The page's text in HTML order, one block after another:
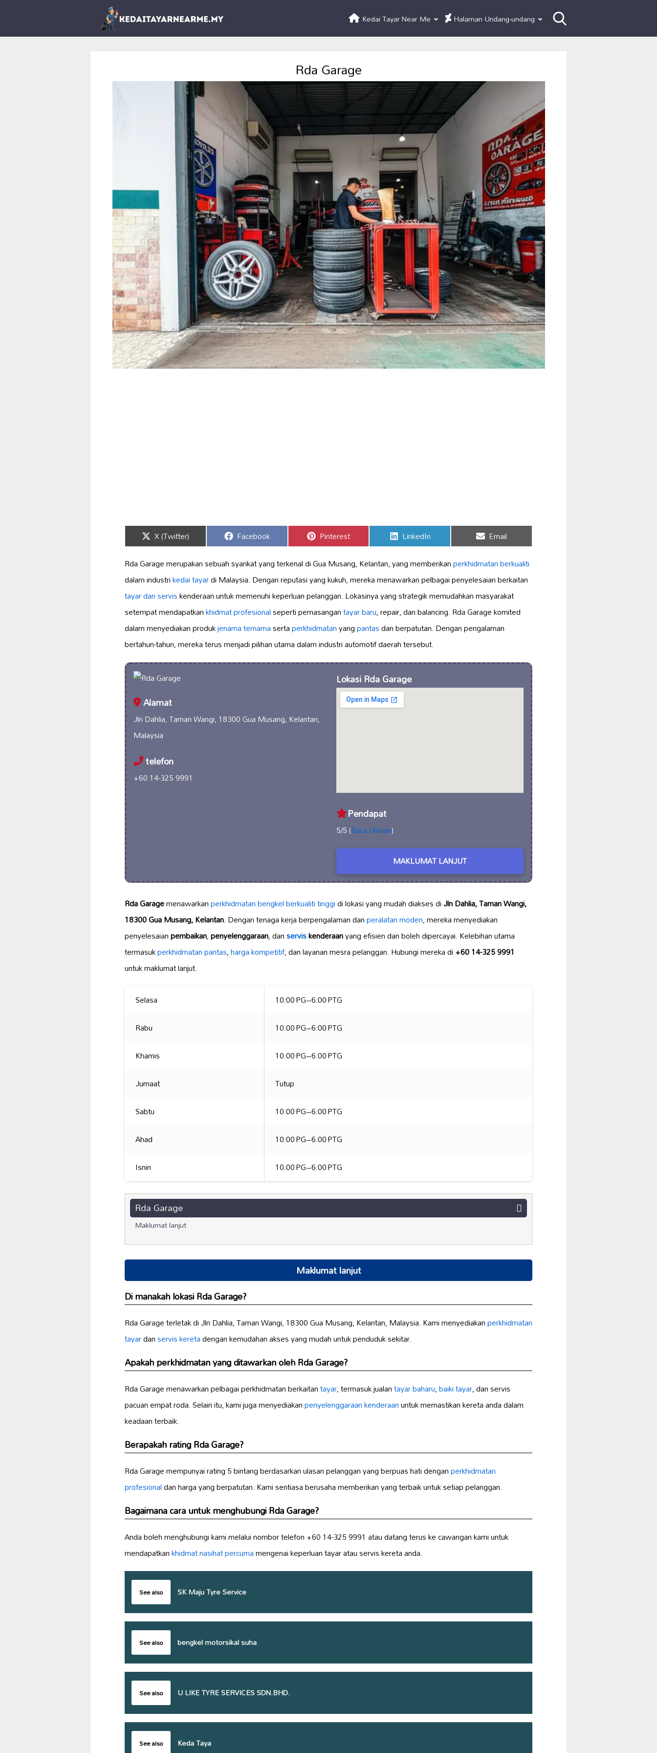
Kedai Tayar Near Me Halaman Undang-undang
Rda Garage
Share
on
X (Twitter) Share
on
Facebook Share
on
Pinterest Share
on
LinkedIn Share
on
Email
Rda Garage merupakan sebuah syarikat yang terkenal di Gua Musang, Kelantan, yang memberikanperkhidmatan berkualiti
dalam industrikedai tayardi Malaysia. Dengan reputasi yang kukuh, mereka menawarkan pelbagai penyelesaian berkaitan
tayar dan serviskenderaan untuk memenuhi keperluan pelanggan. Lokasinya yang strategik memudahkan masyarakat
setempat mendapatkankhidmat profesionalseperti pemasangantayar baru, repair, dan balancing. Rda Garage komited
dalam menyediakan produkjenama ternamasertaperkhidmatanyangpantasdan berpatutan. Dengan pengalaman
bertahun-tahun, mereka terus menjadi pilihan utama dalam industri automotif daerah tersebut.
Alamat
Jln Dahlia, Taman Wangi, 18300 Gua Musang, Kelantan,
Malaysia
telefon
+60 14-325 9991
Lokasi Rda Garage
Pendapat
5/5 (Baca Ulasan)
MAKLUMAT LANJUT
Rda Garagemenawarkanperkhidmatan bengkelberkualiti tinggidi lokasi yang mudah diakses diJln Dahlia, Taman Wangi,
18300 Gua Musang, Kelantan. Dengan tenaga kerja berpengalaman danperalatan moden, mereka menyediakan
penyelesaianpembaikan,penyelenggaraan, danserviskenderaanyang efisien dan boleh dipercayai. Kelebihan utama
termasukperkhidmatan pantas,harga kompetitif, dan layanan mesra pelanggan. Hubungi mereka di+60 14-325 9991
untuk maklumat lanjut.
Selasa
10:00 PG–6:00 PTG
Rabu
10:00 PG–6:00 PTG
Khamis
10:00 PG–6:00 PTG
Jumaat
Tutup
Sabtu
10:00 PG–6:00 PTG
Ahad
10:00 PG–6:00 PTG
Isnin
10:00 PG–6:00 PTG
Rda Garage
Maklumat lanjut
Maklumat lanjut
Di manakah lokasi Rda Garage?
Rda Garage terletak di Jln Dahlia, Taman Wangi, 18300 Gua Musang, Kelantan, Malaysia. Kami menyediakanperkhidmatan
tayardanservis keretadengan kemudahan akses yang mudah untuk penduduk sekitar.
Apakah perkhidmatan yang ditawarkan oleh Rda Garage?
Rda Garage menawarkan pelbagai perkhidmatan berkaitantayar, termasuk jualantayar baharu,baiki tayar, dan servis
pacuan empat roda. Selain itu, kami juga menyediakanpenyelenggaraan kenderaanuntuk memastikan kereta anda dalam
keadaan terbaik.
Berapakah rating Rda Garage?
Rda Garage mempunyai rating 5 bintang berdasarkan ulasan pelanggan yang berpuas hati denganperkhidmatan
profesionaldan harga yang berpatutan. Kami sentiasa berusaha memberikan yang terbaik untuk setiap pelanggan.
Bagaimana cara untuk menghubungi Rda Garage?
Anda boleh menghubungi kami melalui nombor telefon +60 14-325 9991 atau datang terus ke cawangan kami untuk
mendapatkankhidmat nasihat percumamengenai keperluan tayar atau servis kereta anda.
See also SK Maju Tyre Service
See also bengkel motorsikal suha
See also U LIKE TYRE SERVICES SDN.BHD.
See also Keda Taya